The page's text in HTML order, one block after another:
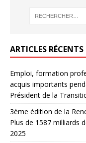
ARTICLES RÉCENTS
Emploi, formation
acquis importants
Président de la
3ème édition de la
Plus de 1587 milliards
2025